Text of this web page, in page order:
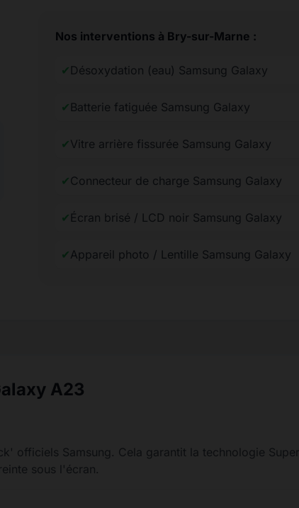
Nos interventions à Bry-sur-Marne :
✔ Désoxydation (eau) Samsung Galaxy
✔ Batterie fatiguée Samsung Galaxy
✔Vitre arrière fissurée Samsung Galaxy
✔Connecteur de charge Samsung Galaxy
✔ Écran brisé / LCD noir Samsung Galaxy
✔Appareil photo / Lentille Samsung Galaxy
A23
officiels Samsung. Cela garantit la technologie Super
sous l'écran.